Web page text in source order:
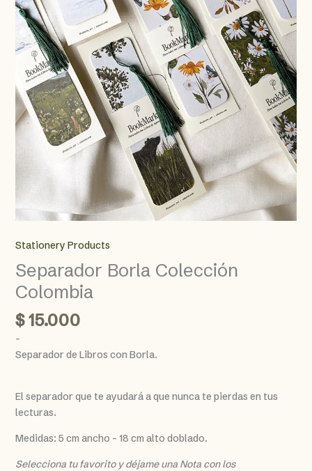
Stationery Products
Separador Borla Colección
Colombia
$15.000
–
Separador de Libros con Borla.
El separador que te ayudará a que nunca te pierdas en tus
lecturas.
Medidas: 5 cm ancho – 18 cm alto doblado.
Selecciona tu favorito y déjame una Nota con los